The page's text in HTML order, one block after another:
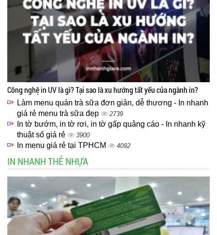
Công nghệ in UV là gì? Tại sao là xu hướng tất yếu của ngành in?
Làm menu quán trà sữa đơn giản, dễ thương - In nhanh
giá rẻ menu trà sữa đẹp
2739
In tờ bướm, in tờ rơi, in tờ gấp quảng cáo - In nhanh kỹ
thuật số giá rẻ
3900
In menu giá rẻ tại TPHCM 4092
IN NHANH THẺ NHỰA